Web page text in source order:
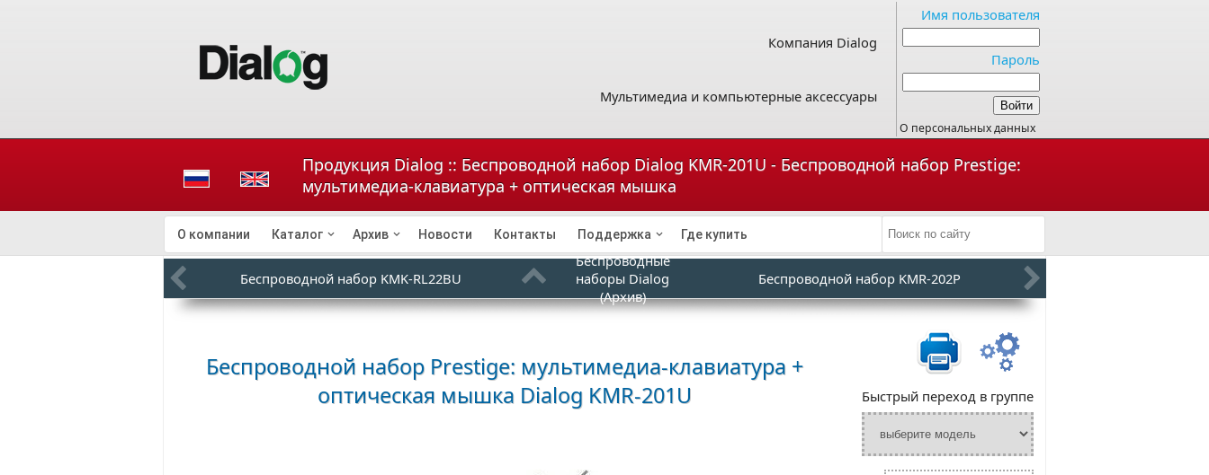
Компания Dialog
Мультимедиа и компьютерные аксессуары
Имя пользователя
Пароль
О персональных данных
Продукция Dialog :: Беспроводной набор Dialog KMR-201U - Беспроводной набор Prestige:
мультимедиа-клавиатура + оптическая мышка
О компании Каталог Архив Новости Контакты Поддержка Где купить
Беспроводной набор KMK-RL22BU
Беспроводные
наборы Dialog
(Архив)
Беспроводной набор KMR-202P
Беспроводной набор Prestige: мультимедиа-клавиатура +
оптическая мышка Dialog KMR-201U Быстрый переход в группе